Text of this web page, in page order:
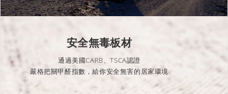
安全無毒板材
通過美國CARB、TSCA認證
嚴格把關甲醛指數，給你安全無害的居家環境